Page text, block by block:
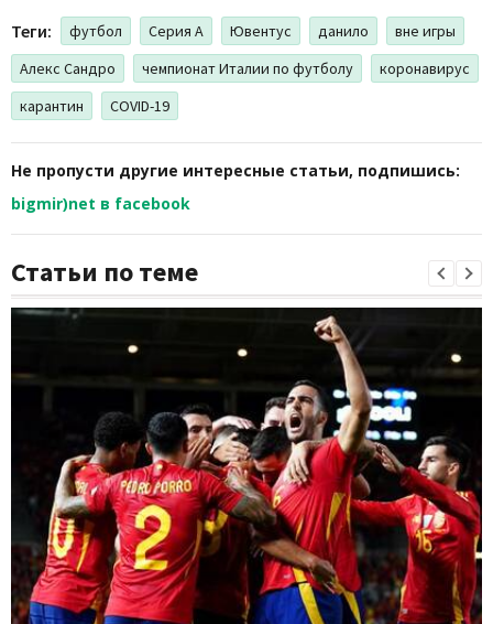
Теги: футбол Серия А Ювентус данило
вне игры
Алекс Сандро
чемпионат Италии по футболу
коронавирус
карантин
COVID-19
Не пропусти другие интересные статьи, подпишись:
bigmir)net в facebook
Статьи по теме